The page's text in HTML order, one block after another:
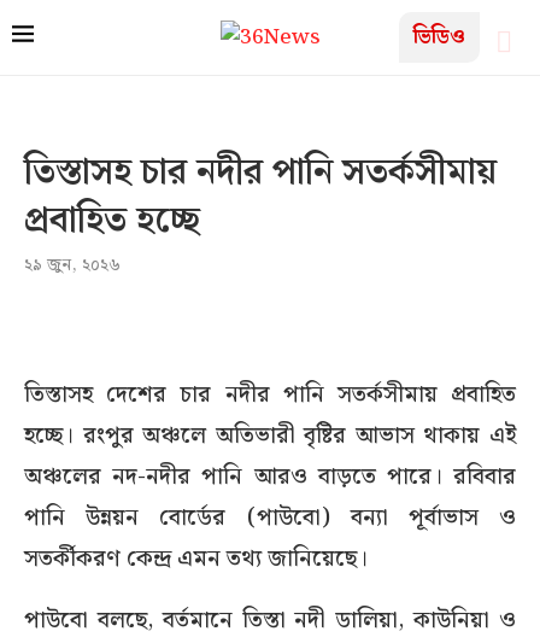
ভিডিও
তিস্তাসহ চার নদীর পানি সতর্কসীমায়
প্রবাহিত হচ্ছে
২৯ জুন, ২০২৬
তিস্তাসহ দেশের চার নদীর পানি সতর্কসীমায় প্রবাহিত
হচ্ছে। রংপুর অঞ্চলে অতিভারী বৃষ্টির আভাস থাকায় এই
অঞ্চলের নদ-নদীর পানি আরও বাড়তে পারে। রবিবার
পানি উন্নয়ন বোর্ডের (পাউবো) বন্যা পূর্বাভাস ও
সতর্কীকরণ কেন্দ্র এমন তথ্য জানিয়েছে।
পাউবো বলছে, বর্তমানে তিস্তা নদী ডালিয়া, কাউনিয়া ও